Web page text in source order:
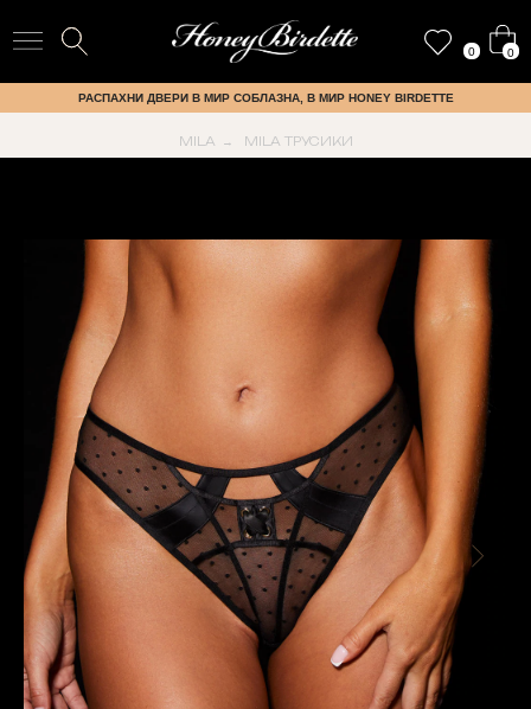
0 0
РАСПАХНИ ДВЕРИ В МИР СОБЛАЗНА, В МИР HONEY BIRDETTE
MILA → MILA ТРУСИКИ